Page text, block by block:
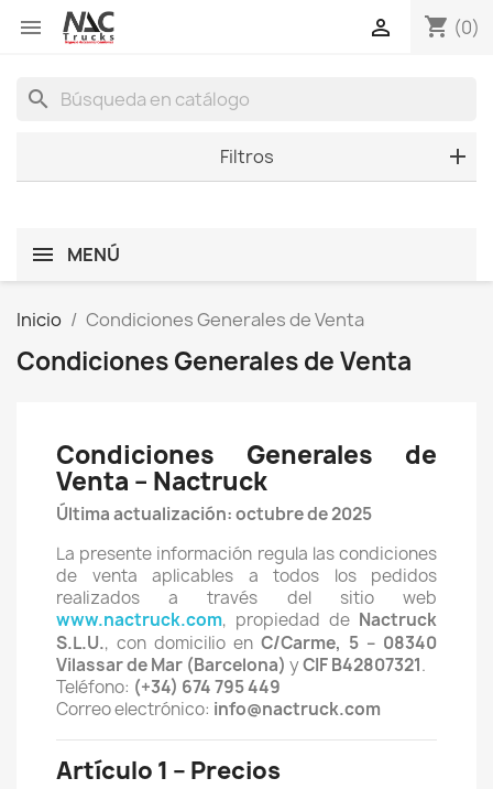
 shopping_cart (0)

search
Filtros
MENÚ
Inicio Condiciones Generales de Venta
Condiciones Generales de Venta
Condiciones Generales de
Venta – Nactruck
Última actualización: octubre de 2025
La presente información regula las condiciones
de venta aplicables a todos los pedidos
realizados a través del sitio web
www.nactruck.com, propiedad de Nactruck
S.L.U., con domicilio en C/Carme, 5 – 08340
Vilassar de Mar (Barcelona) yCIF B42807321.
Teléfono: (+34) 674 795 449
Correo electrónico: info@nactruck.com
Artículo 1 – Precios